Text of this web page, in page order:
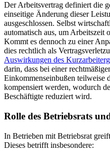
Der Arbeitsvertrag definiert die
einseitige Änderung dieser
ausgeschlossen. Selbst
automatisch aus, um Arbeitszeit
Kommt es dennoch zu einer
dies rechtlich als
Auswirkungen des
darin, dass bei einer
Einkommenseinbußen teilweise
kompensiert werden, wodurch
Beschäftigte reduziert wird.
Rolle des Betriebsrats
In Betrieben mit Betriebsrat
Dieses betrifft insbesondere: